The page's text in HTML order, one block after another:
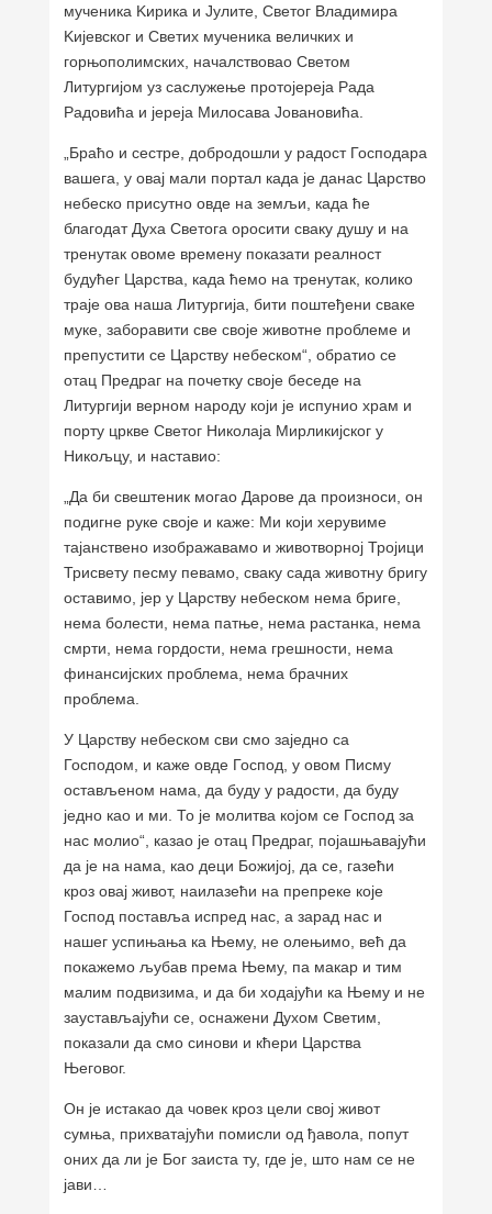
мученика Kирика и Јулите, Светог Владимира
Kијевског и Светих мученика величких и
горњополимских, началствовао Светом
Литургијом уз саслужење протојереја Рада
Радовића и јереја Милосава Јовановића.
„Браћо и сестре, добродошли у радост Господара
вашега, у овај мали портал када је данас Царство
небеско присутно овде на земљи, када ће
благодат Духа Светога оросити сваку душу и на
тренутак овоме времену показати реалност
будућег Царства, када ћемо на тренутак, колико
траје ова наша Литургија, бити поштеђени сваке
муке, заборавити све своје животне проблеме и
препустити се Царству небеском“, обратио се
отац Предраг на почетку своје беседе на
Литургији верном народу који је испунио храм и
порту цркве Светог Николаја Мирликијског у
Никољцу, и наставио:
„Да би свештеник могао Дарове да произноси, он
подигне руке своје и каже: Ми који херувиме
тајанствено изображавамо и животворној Тројици
Трисвету песму певамо, сваку сада животну бригу
оставимо, јер у Царству небеском нема бриге,
нема болести, нема патње, нема растанка, нема
смрти, нема гордости, нема грешности, нема
финансијских проблема, нема брачних
проблема.
У Царству небеском сви смо заједно са
Господом, и каже овде Господ, у овом Писму
остављеном нама, да буду у радости, да буду
једно као и ми. То је молитва којом се Господ за
нас молио“, казао је отац Предраг, појашњавајући
да је на нама, као деци Божијој, да се, газећи
кроз овај живот, наилазећи на препреке које
Господ поставља испред нас, а зарад нас и
нашег успињања ка Њему, не олењимо, већ да
покажемо љубав према Њему, па макар и тим
малим подвизима, и да би ходајући ка Њему и не
заустављајући се, оснажени Духом Светим,
показали да смо синови и кћери Царства
Његовог.
Он је истакао да човек кроз цели свој живот
сумња, прихватајући помисли од ђавола, попут
оних да ли је Бог заиста ту, где је, што нам се не
јави…